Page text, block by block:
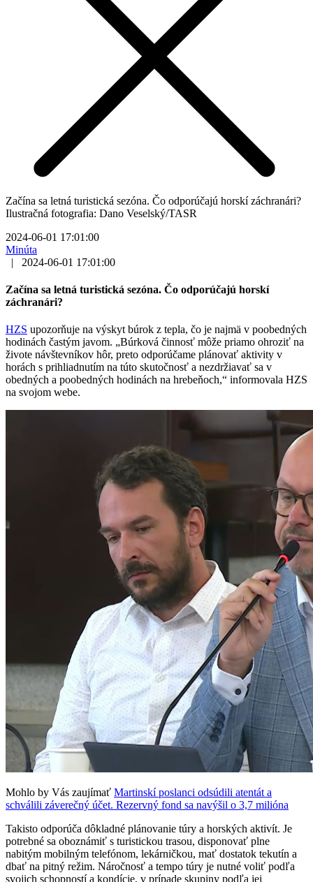
Začína sa letná turistická sezóna. Čo odporúčajú horskí záchranári?
Ilustračná fotografia: Dano Veselský/TASR
2024-06-01 17:01:00
Minúta
|
2024-06-01 17:01:00
Začína sa letná turistická sezóna. Čo odporúčajú horskí
záchranári?
HZS upozorňuje na výskyt búrok z tepla, čo je najmä v poobedných
hodinách častým javom. „Búrková činnosť môže priamo ohroziť na
živote návštevníkov hôr, preto odporúčame plánovať aktivity v
horách s prihliadnutím na túto skutočnosť a nezdržiavať sa v
obedných a poobedných hodinách na hrebeňoch,“ informovala HZS
na svojom webe.
Mohlo by Vás zaujímať Martinskí poslanci odsúdili atentát a
schválili záverečný účet. Rezervný fond sa navýšil o 3,7 milióna
Takisto odporúča dôkladné plánovanie túry a horských aktivít. Je
potrebné sa oboznámiť s turistickou trasou, disponovať plne
nabitým mobilným telefónom, lekárničkou, mať dostatok tekutín a
dbať na pitný režim. Náročnosť a tempo túry je nutné voliť podľa
svojich schopností a kondície, v prípade skupiny podľa jej